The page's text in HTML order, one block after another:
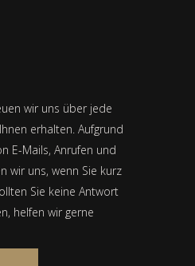
wir uns über jede
erhalten. Aufgrund
E-Mails, Anrufen und
wir uns, wenn Sie kurz
Sie keine Antwort
helfen wir gerne